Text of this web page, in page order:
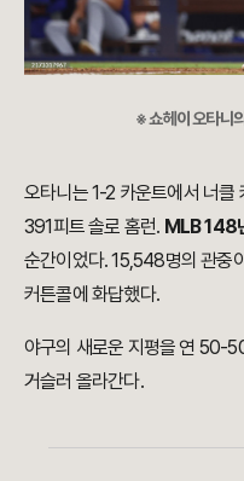
※ 쇼헤이 오타
오타니는 1-2 카운트에서 너클
391피트 솔로 홈런. MLB 148
순간이었다. 15,548명의 관중
커튼콜에 화답했다.
야구의 새로운 지평을 연 50-
거슬러 올라간다.